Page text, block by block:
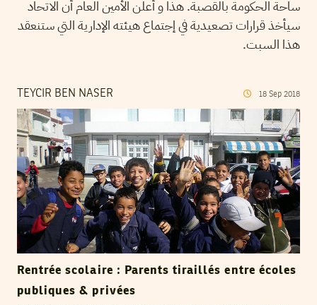
ساحة الحكومة بالقصبة. هذا و أعلن الأمين العام أن الاتحاد
سيأخذ قرارات تصعيدية في إجتماع هيئته الإدارية التي ستنعقد
هذا السبت.
TEYCIR BEN NASER 18 Sep 2018
Rentrée scolaire : Parents tiraillés entre écoles
publiques & privées